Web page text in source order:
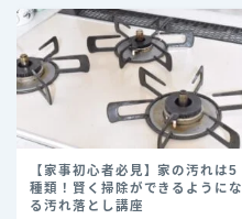
【家事初心者必見】家の汚れは5
種類！賢く掃除ができるようにな
る汚れ落とし講座